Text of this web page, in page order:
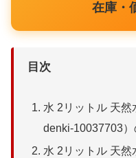
在庫・
目次
水 2リットル 天然
denki-10037703
水 2リットル 天然